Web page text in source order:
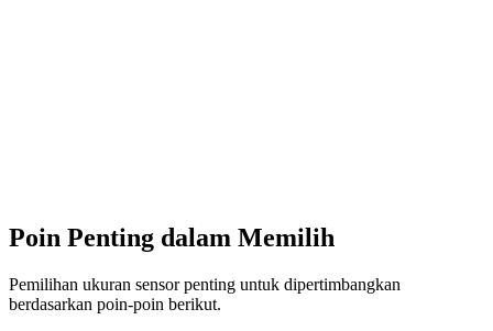
Poin Penting dalam Memilih
Pemilihan ukuran sensor penting untuk dipertimbangkan
berdasarkan poin-poin berikut.